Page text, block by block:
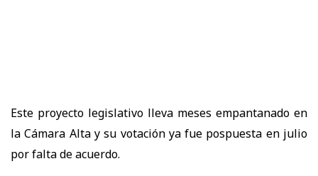
Este proyecto legislativo lleva meses empantanado en
la Cámara Alta y su votación ya fue pospuesta en julio
por falta de acuerdo.